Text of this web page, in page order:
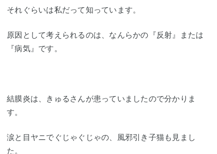
それぐらいは私だって知っています。
原因として考えられるのは、なんらかの『反射』または
『病気』です。
結膜炎は、きゅるさんが患っていましたので分かりま
す。
涙と目ヤニでぐじゃぐじゃの、風邪引き子猫も見まし
た。